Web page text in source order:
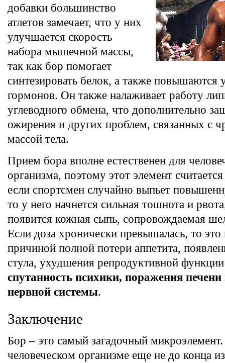
добавки большинство
атлетов замечает, что у них
улучшается скорость
набора мышечной массы,
так как бор помогает
синтезировать белок, а также повышаются
гормонов. Он также налаживает работу
углеводного обмена, что дополнительно
ожирения и других проблем, связанных с
массой тела.
Прием бора вполне естественен для
организма, поэтому этот элемент
если спортсмен случайно выпьет
то у него начнется сильная тошнота и
появится кожная сыпь, сопровождаемая
Если доза хронически превышалась, то это
причиной полной потери аппетита,
стула, ухудшения репродуктивной
спутанность психики, поражения
нервной системы.
Заключение
Бор – это самый загадочный
человеческом организме еще не до конца